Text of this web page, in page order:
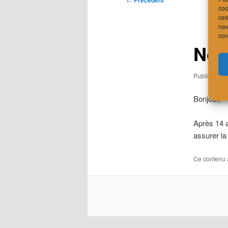
Publié le7
Bonjour,
Après 14
assurer
Ce contenu